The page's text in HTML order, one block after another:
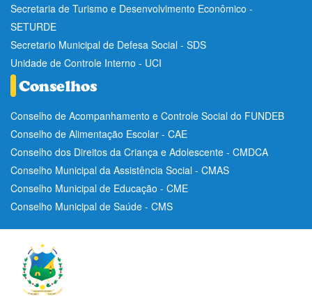
Secretaria de Turismo e Desenvolvimento Econômico -
SETURDE
Secretario Municipal de Defesa Social - SDS
Unidade de Controle Interno - UCI
Conselho de Acompanhamento e Controle Social do FUNDEB
Conselho de Alimentação Escolar - CAE
Conselho dos Direitos da Criança e Adolescente - CMDCA
Conselho Municipal da Assistência Social - CMAS
Conselho Municipal de Educação - CME
Conselho Municipal de Saúde - CMS